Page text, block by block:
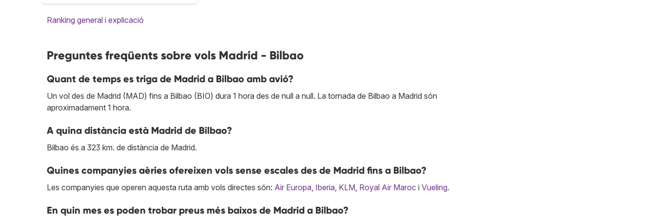
Ranking general i explicació
Preguntes freqüents sobre vols Madrid - Bilbao
Quant de temps es triga de Madrid a Bilbao amb avió?
Un vol des de Madrid (MAD) fins a Bilbao (BIO) dura 1 hora des de null a null. La tornada de Bilbao a Madrid són
aproximadament 1 hora.
A quina distància està Madrid de Bilbao?
Bilbao és a 323 km. de distància de Madrid.
Quines companyies aèries ofereixen vols sense escales des de Madrid fins a Bilbao?
Les companyies que operen aquesta ruta amb vols directes són: Air Europa, Iberia, KLM, Royal Air Maroc i Vueling.
En quin mes es poden trobar preus més baixos de Madrid a Bilbao?